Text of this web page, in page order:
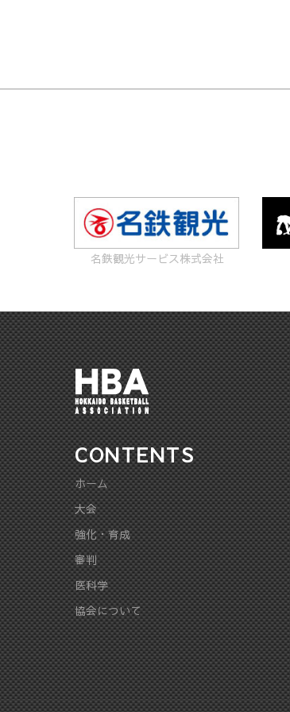
名鉄観光サービス株式会社
CONTENTS
ホーム
大会
強化・育成
審判
医科学
協会について